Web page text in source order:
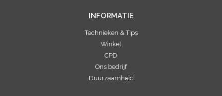
INFORMATIE
Technieken & Tips
Winkel
CPD
Ons bedrijf
Duurzaamheid